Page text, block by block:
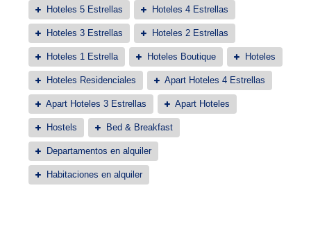
Hoteles 5 Estrellas Hoteles 4 Estrellas
Hoteles 3 Estrellas Hoteles 2 Estrellas
Hoteles 1 Estrella Hoteles Boutique Hoteles
Hoteles Residenciales Apart Hoteles 4 Estrellas
Apart Hoteles 3 Estrellas Apart Hoteles
Hostels Bed & Breakfast
Departamentos en alquiler
Habitaciones en alquiler